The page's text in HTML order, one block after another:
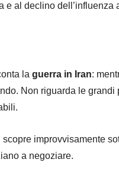
e al declino dell’influenza
la guerra in Iran:
Non riguarda le grandi
improvvisamente
a negoziare.